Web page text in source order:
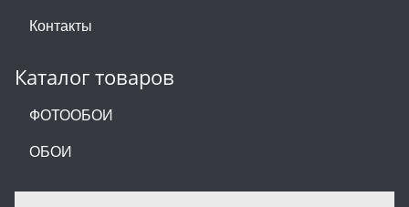
Контакты
Каталог товаров
ФОТООБОИ
ОБОИ